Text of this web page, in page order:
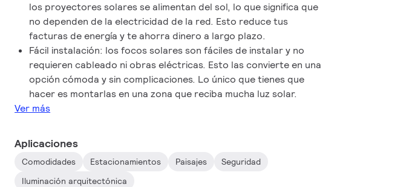
los proyectores solares se alimentan del sol, lo que significa que
no dependen de la electricidad de la red. Esto reduce tus
facturas de energía y te ahorra dinero a largo plazo.
Fácil instalación: los focos solares son fáciles de instalar y no
requieren cableado ni obras eléctricas. Esto las convierte en una
opción cómoda y sin complicaciones. Lo único que tienes que
hacer es montarlas en una zona que reciba mucha luz solar.
Ver más
Aplicaciones
Comodidades Estacionamientos Paisajes
Seguridad
Iluminación arquitectónica